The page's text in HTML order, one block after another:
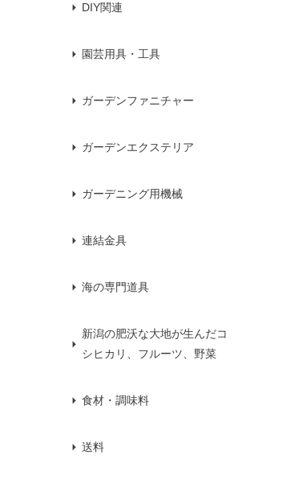
DIY関連
園芸用具・工具
ガーデンファニチャー
ガーデンエクステリア
ガーデニング用機械
連結金具
海の専門道具
新潟の肥沃な大地が生んだコ
シヒカリ、フルーツ、野菜
食材・調味料
送料